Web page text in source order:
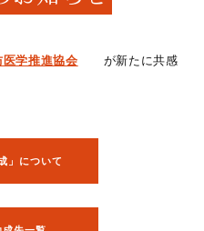
学推進協会
が新たに共感
」について